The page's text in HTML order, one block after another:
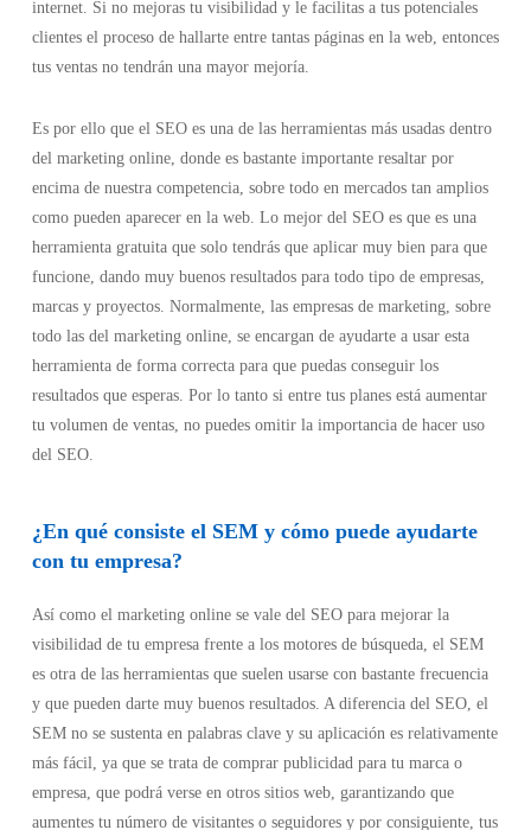
internet. Si no mejoras tu visibilidad y le facilitas a tus potenciales
clientes el proceso de hallarte entre tantas páginas en la web, entonces
tus ventas no tendrán una mayor mejoría.
Es por ello que el SEO es una de las herramientas más usadas dentro
del marketing online, donde es bastante importante resaltar por
encima de nuestra competencia, sobre todo en mercados tan amplios
como pueden aparecer en la web. Lo mejor del SEO es que es una
herramienta gratuita que solo tendrás que aplicar muy bien para que
funcione, dando muy buenos resultados para todo tipo de empresas,
marcas y proyectos. Normalmente, las empresas de marketing, sobre
todo las del marketing online, se encargan de ayudarte a usar esta
herramienta de forma correcta para que puedas conseguir los
resultados que esperas. Por lo tanto si entre tus planes está aumentar
tu volumen de ventas, no puedes omitir la importancia de hacer uso
del SEO.
¿En qué consiste el SEM y cómo puede ayudarte
con tu empresa?
Así como el marketing online se vale del SEO para mejorar la
visibilidad de tu empresa frente a los motores de búsqueda, el SEM
es otra de las herramientas que suelen usarse con bastante frecuencia
y que pueden darte muy buenos resultados. A diferencia del SEO, el
SEM no se sustenta en palabras clave y su aplicación es relativamente
más fácil, ya que se trata de comprar publicidad para tu marca o
empresa, que podrá verse en otros sitios web, garantizando que
aumentes tu número de visitantes o seguidores y por consiguiente, tus